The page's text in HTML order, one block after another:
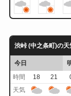
渋峠 (中之条町)の天
今日
時間
18 21
天気